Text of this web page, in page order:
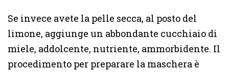
Se invece avete la pelle secca, al posto del
limone, aggiunge un abbondante cucchiaio di
miele, addolcente, nutriente, ammorbidente. Il
procedimento per preparare la maschera è